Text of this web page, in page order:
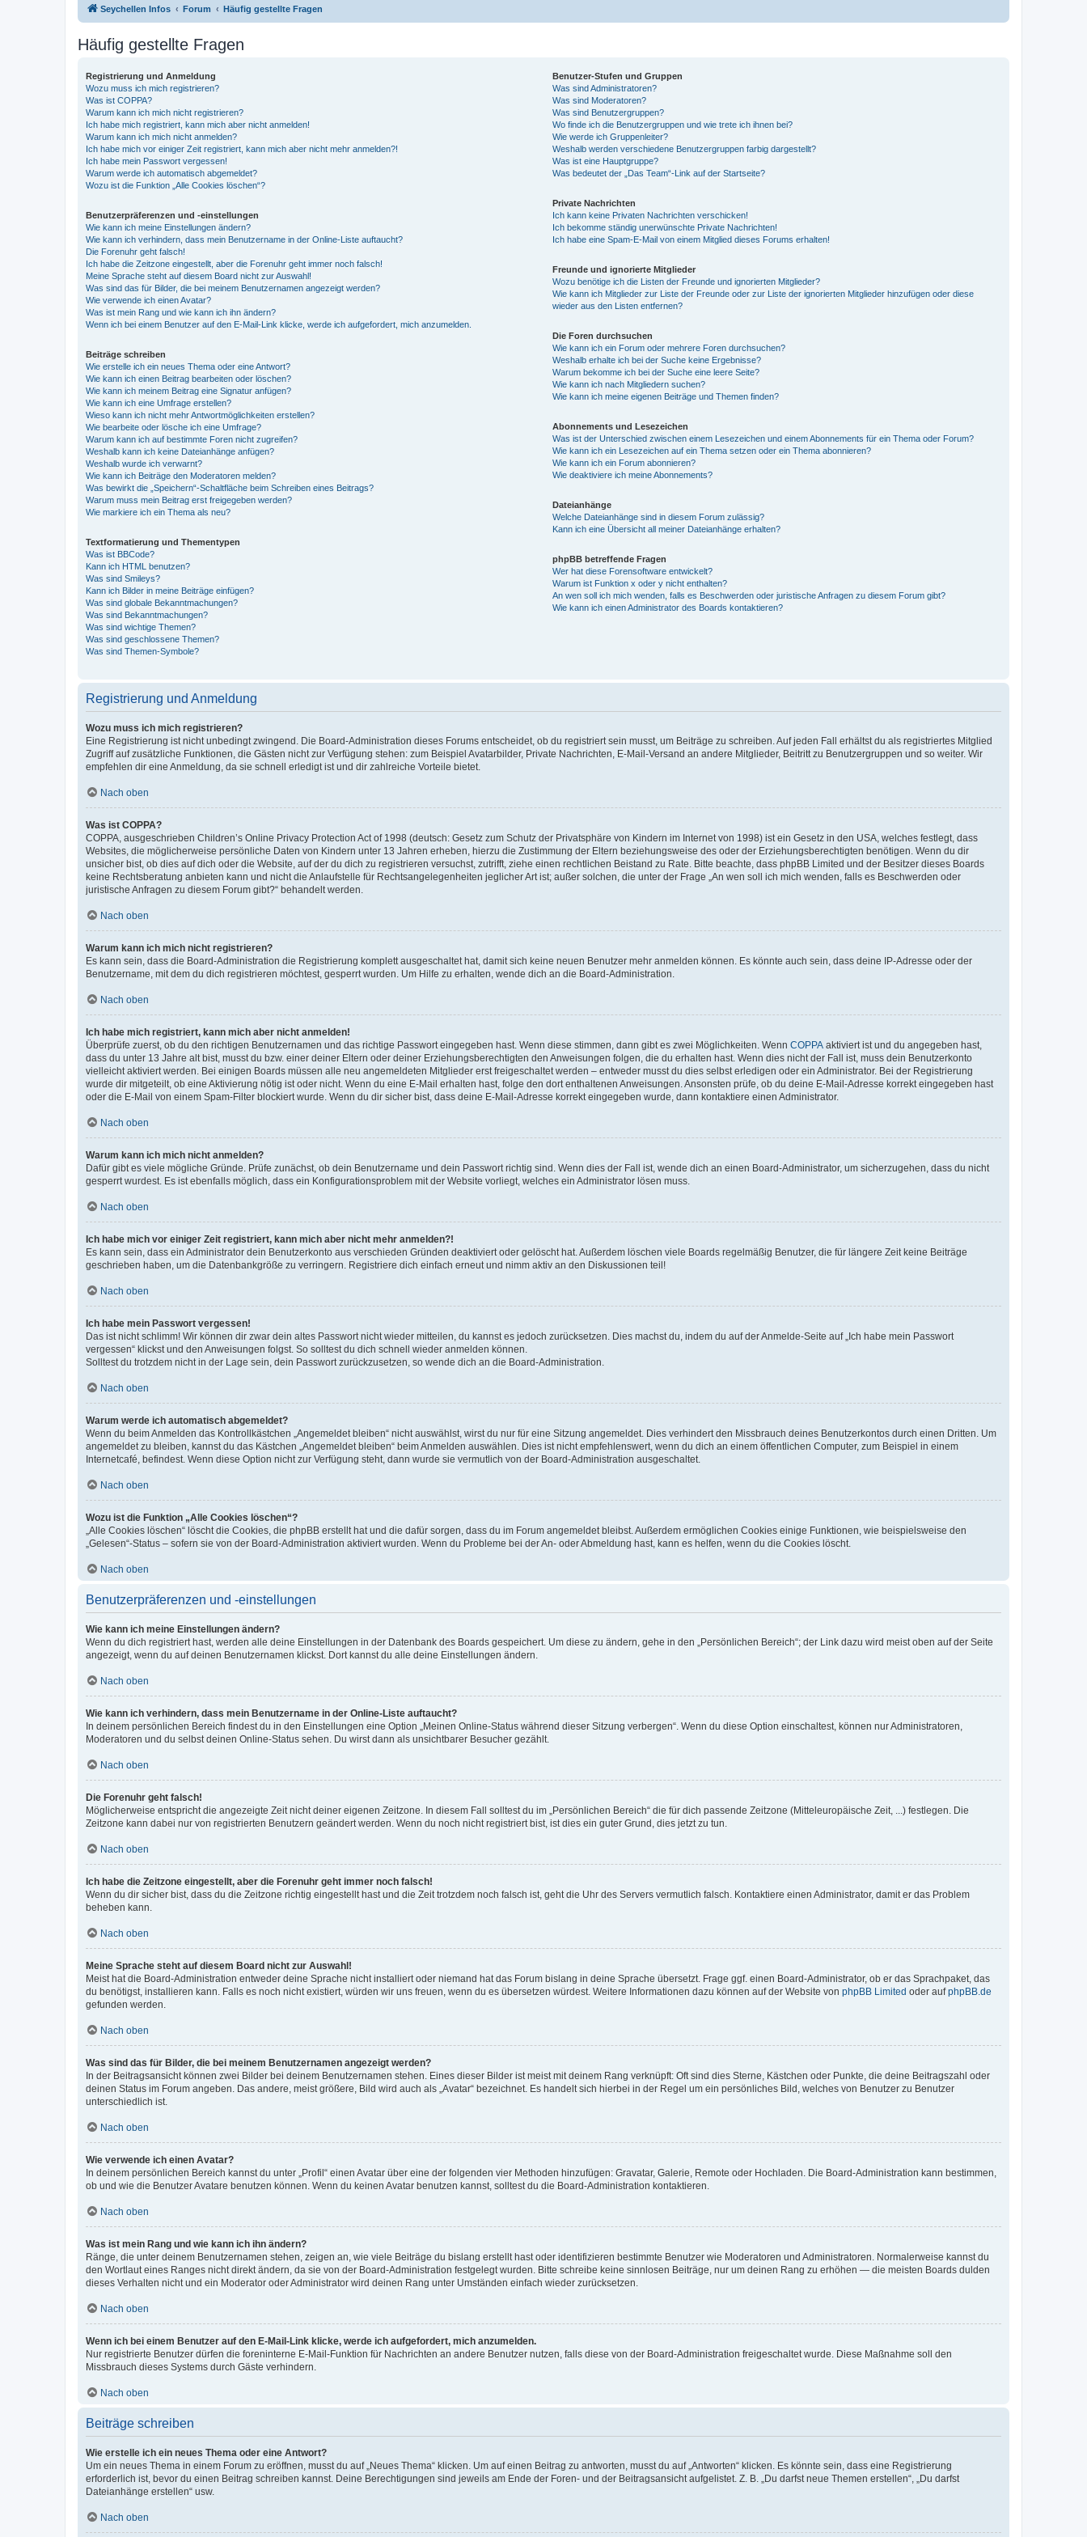
Seychellen Infos Forum Häufig gestellte Fragen
Häufig gestellte Fragen
Registrierung und Anmeldung
Wozu muss ich mich registrieren?
Was ist COPPA?
Warum kann ich mich nicht registrieren?
Ich habe mich registriert, kann mich aber nicht anmelden!
Warum kann ich mich nicht anmelden?
Ich habe mich vor einiger Zeit registriert, kann mich aber nicht mehr anmelden?!
Ich habe mein Passwort vergessen!
Warum werde ich automatisch abgemeldet?
Wozu ist die Funktion „Alle Cookies löschen“?
Benutzerpräferenzen und -einstellungen
Wie kann ich meine Einstellungen ändern?
Wie kann ich verhindern, dass mein Benutzername in der Online-Liste auftaucht?
Die Forenuhr geht falsch!
Ich habe die Zeitzone eingestellt, aber die Forenuhr geht immer noch falsch!
Meine Sprache steht auf diesem Board nicht zur Auswahl!
Was sind das für Bilder, die bei meinem Benutzernamen angezeigt werden?
Wie verwende ich einen Avatar?
Was ist mein Rang und wie kann ich ihn ändern?
Wenn ich bei einem Benutzer auf den E-Mail-Link klicke, werde ich aufgefordert, mich anzumelden.
Beiträge schreiben
Wie erstelle ich ein neues Thema oder eine Antwort?
Wie kann ich einen Beitrag bearbeiten oder löschen?
Wie kann ich meinem Beitrag eine Signatur anfügen?
Wie kann ich eine Umfrage erstellen?
Wieso kann ich nicht mehr Antwortmöglichkeiten erstellen?
Wie bearbeite oder lösche ich eine Umfrage?
Warum kann ich auf bestimmte Foren nicht zugreifen?
Weshalb kann ich keine Dateianhänge anfügen?
Weshalb wurde ich verwarnt?
Wie kann ich Beiträge den Moderatoren melden?
Was bewirkt die „Speichern“-Schaltfläche beim Schreiben eines Beitrags?
Warum muss mein Beitrag erst freigegeben werden?
Wie markiere ich ein Thema als neu?
Textformatierung und Thementypen
Was ist BBCode?
Kann ich HTML benutzen?
Was sind Smileys?
Kann ich Bilder in meine Beiträge einfügen?
Was sind globale Bekanntmachungen?
Was sind Bekanntmachungen?
Was sind wichtige Themen?
Was sind geschlossene Themen?
Was sind Themen-Symbole?
Benutzer-Stufen und Gruppen
Was sind Administratoren?
Was sind Moderatoren?
Was sind Benutzergruppen?
Wo finde ich die Benutzergruppen und wie trete ich ihnen bei?
Wie werde ich Gruppenleiter?
Weshalb werden verschiedene Benutzergruppen farbig dargestellt?
Was ist eine Hauptgruppe?
Was bedeutet der „Das Team“-Link auf der Startseite?
Private Nachrichten
Ich kann keine Privaten Nachrichten verschicken!
Ich bekomme ständig unerwünschte Private Nachrichten!
Ich habe eine Spam-E-Mail von einem Mitglied dieses Forums erhalten!
Freunde und ignorierte Mitglieder
Wozu benötige ich die Listen der Freunde und ignorierten Mitglieder?
Wie kann ich Mitglieder zur Liste der Freunde oder zur Liste der ignorierten Mitglieder hinzufügen oder diese
wieder aus den Listen entfernen?
Die Foren durchsuchen
Wie kann ich ein Forum oder mehrere Foren durchsuchen?
Weshalb erhalte ich bei der Suche keine Ergebnisse?
Warum bekomme ich bei der Suche eine leere Seite?
Wie kann ich nach Mitgliedern suchen?
Wie kann ich meine eigenen Beiträge und Themen finden?
Abonnements und Lesezeichen
Was ist der Unterschied zwischen einem Lesezeichen und einem Abonnements für ein Thema oder Forum?
Wie kann ich ein Lesezeichen auf ein Thema setzen oder ein Thema abonnieren?
Wie kann ich ein Forum abonnieren?
Wie deaktiviere ich meine Abonnements?
Dateianhänge
Welche Dateianhänge sind in diesem Forum zulässig?
Kann ich eine Übersicht all meiner Dateianhänge erhalten?
phpBB betreffende Fragen
Wer hat diese Forensoftware entwickelt?
Warum ist Funktion x oder y nicht enthalten?
An wen soll ich mich wenden, falls es Beschwerden oder juristische Anfragen zu diesem Forum gibt?
Wie kann ich einen Administrator des Boards kontaktieren?
Registrierung und Anmeldung
Wozu muss ich mich registrieren?
Eine Registrierung ist nicht unbedingt zwingend. Die Board-Administration dieses Forums entscheidet, ob du registriert sein musst, um Beiträge zu schreiben. Auf jeden Fall erhältst du als registriertes Mitglied
Zugriff auf zusätzliche Funktionen, die Gästen nicht zur Verfügung stehen: zum Beispiel Avatarbilder, Private Nachrichten, E-Mail-Versand an andere Mitglieder, Beitritt zu Benutzergruppen und so weiter. Wir
empfehlen dir eine Anmeldung, da sie schnell erledigt ist und dir zahlreiche Vorteile bietet.
Nach oben
Was ist COPPA?
COPPA, ausgeschrieben Children’s Online Privacy Protection Act of 1998 (deutsch: Gesetz zum Schutz der Privatsphäre von Kindern im Internet von 1998) ist ein Gesetz in den USA, welches festlegt, dass
Websites, die möglicherweise persönliche Daten von Kindern unter 13 Jahren erheben, hierzu die Zustimmung der Eltern beziehungsweise des oder der Erziehungsberechtigten benötigen. Wenn du dir
unsicher bist, ob dies auf dich oder die Website, auf der du dich zu registrieren versuchst, zutrifft, ziehe einen rechtlichen Beistand zu Rate. Bitte beachte, dass phpBB Limited und der Besitzer dieses Boards
keine Rechtsberatung anbieten kann und nicht die Anlaufstelle für Rechtsangelegenheiten jeglicher Art ist; außer solchen, die unter der Frage „An wen soll ich mich wenden, falls es Beschwerden oder
juristische Anfragen zu diesem Forum gibt?“ behandelt werden.
Nach oben
Warum kann ich mich nicht registrieren?
Es kann sein, dass die Board-Administration die Registrierung komplett ausgeschaltet hat, damit sich keine neuen Benutzer mehr anmelden können. Es könnte auch sein, dass deine IP-Adresse oder der
Benutzername, mit dem du dich registrieren möchtest, gesperrt wurden. Um Hilfe zu erhalten, wende dich an die Board-Administration.
Nach oben
Ich habe mich registriert, kann mich aber nicht anmelden!
Überprüfe zuerst, ob du den richtigen Benutzernamen und das richtige Passwort eingegeben hast. Wenn diese stimmen, dann gibt es zwei Möglichkeiten. Wenn COPPA aktiviert ist und du angegeben hast,
dass du unter 13 Jahre alt bist, musst du bzw. einer deiner Eltern oder deiner Erziehungsberechtigten den Anweisungen folgen, die du erhalten hast. Wenn dies nicht der Fall ist, muss dein Benutzerkonto
vielleicht aktiviert werden. Bei einigen Boards müssen alle neu angemeldeten Mitglieder erst freigeschaltet werden – entweder musst du dies selbst erledigen oder ein Administrator. Bei der Registrierung
wurde dir mitgeteilt, ob eine Aktivierung nötig ist oder nicht. Wenn du eine E-Mail erhalten hast, folge den dort enthaltenen Anweisungen. Ansonsten prüfe, ob du deine E-Mail-Adresse korrekt eingegeben hast
oder die E-Mail von einem Spam-Filter blockiert wurde. Wenn du dir sicher bist, dass deine E-Mail-Adresse korrekt eingegeben wurde, dann kontaktiere einen Administrator.
Nach oben
Warum kann ich mich nicht anmelden?
Dafür gibt es viele mögliche Gründe. Prüfe zunächst, ob dein Benutzername und dein Passwort richtig sind. Wenn dies der Fall ist, wende dich an einen Board-Administrator, um sicherzugehen, dass du nicht
gesperrt wurdest. Es ist ebenfalls möglich, dass ein Konfigurationsproblem mit der Website vorliegt, welches ein Administrator lösen muss.
Nach oben
Ich habe mich vor einiger Zeit registriert, kann mich aber nicht mehr anmelden?!
Es kann sein, dass ein Administrator dein Benutzerkonto aus verschieden Gründen deaktiviert oder gelöscht hat. Außerdem löschen viele Boards regelmäßig Benutzer, die für längere Zeit keine Beiträge
geschrieben haben, um die Datenbankgröße zu verringern. Registriere dich einfach erneut und nimm aktiv an den Diskussionen teil!
Nach oben
Ich habe mein Passwort vergessen!
Das ist nicht schlimm! Wir können dir zwar dein altes Passwort nicht wieder mitteilen, du kannst es jedoch zurücksetzen. Dies machst du, indem du auf der Anmelde-Seite auf „Ich habe mein Passwort
vergessen“ klickst und den Anweisungen folgst. So solltest du dich schnell wieder anmelden können.
Solltest du trotzdem nicht in der Lage sein, dein Passwort zurückzusetzen, so wende dich an die Board-Administration.
Nach oben
Warum werde ich automatisch abgemeldet?
Wenn du beim Anmelden das Kontrollkästchen „Angemeldet bleiben“ nicht auswählst, wirst du nur für eine Sitzung angemeldet. Dies verhindert den Missbrauch deines Benutzerkontos durch einen Dritten. Um
angemeldet zu bleiben, kannst du das Kästchen „Angemeldet bleiben“ beim Anmelden auswählen. Dies ist nicht empfehlenswert, wenn du dich an einem öffentlichen Computer, zum Beispiel in einem
Internetcafé, befindest. Wenn diese Option nicht zur Verfügung steht, dann wurde sie vermutlich von der Board-Administration ausgeschaltet.
Nach oben
Wozu ist die Funktion „Alle Cookies löschen“?
„Alle Cookies löschen“ löscht die Cookies, die phpBB erstellt hat und die dafür sorgen, dass du im Forum angemeldet bleibst. Außerdem ermöglichen Cookies einige Funktionen, wie beispielsweise den
„Gelesen“-Status – sofern sie von der Board-Administration aktiviert wurden. Wenn du Probleme bei der An- oder Abmeldung hast, kann es helfen, wenn du die Cookies löscht.
Nach oben
Benutzerpräferenzen und -einstellungen
Wie kann ich meine Einstellungen ändern?
Wenn du dich registriert hast, werden alle deine Einstellungen in der Datenbank des Boards gespeichert. Um diese zu ändern, gehe in den „Persönlichen Bereich“; der Link dazu wird meist oben auf der Seite
angezeigt, wenn du auf deinen Benutzernamen klickst. Dort kannst du alle deine Einstellungen ändern.
Nach oben
Wie kann ich verhindern, dass mein Benutzername in der Online-Liste auftaucht?
In deinem persönlichen Bereich findest du in den Einstellungen eine Option „Meinen Online-Status während dieser Sitzung verbergen“. Wenn du diese Option einschaltest, können nur Administratoren,
Moderatoren und du selbst deinen Online-Status sehen. Du wirst dann als unsichtbarer Besucher gezählt.
Nach oben
Die Forenuhr geht falsch!
Möglicherweise entspricht die angezeigte Zeit nicht deiner eigenen Zeitzone. In diesem Fall solltest du im „Persönlichen Bereich“ die für dich passende Zeitzone (Mitteleuropäische Zeit, ...) festlegen. Die
Zeitzone kann dabei nur von registrierten Benutzern geändert werden. Wenn du noch nicht registriert bist, ist dies ein guter Grund, dies jetzt zu tun.
Nach oben
Ich habe die Zeitzone eingestellt, aber die Forenuhr geht immer noch falsch!
Wenn du dir sicher bist, dass du die Zeitzone richtig eingestellt hast und die Zeit trotzdem noch falsch ist, geht die Uhr des Servers vermutlich falsch. Kontaktiere einen Administrator, damit er das Problem
beheben kann.
Nach oben
Meine Sprache steht auf diesem Board nicht zur Auswahl!
Meist hat die Board-Administration entweder deine Sprache nicht installiert oder niemand hat das Forum bislang in deine Sprache übersetzt. Frage ggf. einen Board-Administrator, ob er das Sprachpaket, das
du benötigst, installieren kann. Falls es noch nicht existiert, würden wir uns freuen, wenn du es übersetzen würdest. Weitere Informationen dazu können auf der Website von phpBB Limited oder aufphpBB.de
gefunden werden.
Nach oben
Was sind das für Bilder, die bei meinem Benutzernamen angezeigt werden?
In der Beitragsansicht können zwei Bilder bei deinem Benutzernamen stehen. Eines dieser Bilder ist meist mit deinem Rang verknüpft: Oft sind dies Sterne, Kästchen oder Punkte, die deine Beitragszahl oder
deinen Status im Forum angeben. Das andere, meist größere, Bild wird auch als „Avatar“ bezeichnet. Es handelt sich hierbei in der Regel um ein persönliches Bild, welches von Benutzer zu Benutzer
unterschiedlich ist.
Nach oben
Wie verwende ich einen Avatar?
In deinem persönlichen Bereich kannst du unter „Profil“ einen Avatar über eine der folgenden vier Methoden hinzufügen: Gravatar, Galerie, Remote oder Hochladen. Die Board-Administration kann bestimmen,
ob und wie die Benutzer Avatare benutzen können. Wenn du keinen Avatar benutzen kannst, solltest du die Board-Administration kontaktieren.
Nach oben
Was ist mein Rang und wie kann ich ihn ändern?
Ränge, die unter deinem Benutzernamen stehen, zeigen an, wie viele Beiträge du bislang erstellt hast oder identifizieren bestimmte Benutzer wie Moderatoren und Administratoren. Normalerweise kannst du
den Wortlaut eines Ranges nicht direkt ändern, da sie von der Board-Administration festgelegt wurden. Bitte schreibe keine sinnlosen Beiträge, nur um deinen Rang zu erhöhen — die meisten Boards dulden
dieses Verhalten nicht und ein Moderator oder Administrator wird deinen Rang unter Umständen einfach wieder zurücksetzen.
Nach oben
Wenn ich bei einem Benutzer auf den E-Mail-Link klicke, werde ich aufgefordert, mich anzumelden.
Nur registrierte Benutzer dürfen die foreninterne E-Mail-Funktion für Nachrichten an andere Benutzer nutzen, falls diese von der Board-Administration freigeschaltet wurde. Diese Maßnahme soll den
Missbrauch dieses Systems durch Gäste verhindern.
Nach oben
Beiträge schreiben
Wie erstelle ich ein neues Thema oder eine Antwort?
Um ein neues Thema in einem Forum zu eröffnen, musst du auf „Neues Thema“ klicken. Um auf einen Beitrag zu antworten, musst du auf „Antworten“ klicken. Es könnte sein, dass eine Registrierung
erforderlich ist, bevor du einen Beitrag schreiben kannst. Deine Berechtigungen sind jeweils am Ende der Foren- und der Beitragsansicht aufgelistet. Z. B. „Du darfst neue Themen erstellen“, „Du darfst
Dateianhänge erstellen“ usw.
Nach oben